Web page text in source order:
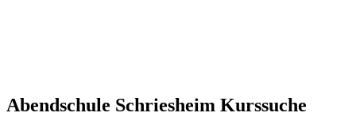
Abendschule Schriesheim Kurssuche